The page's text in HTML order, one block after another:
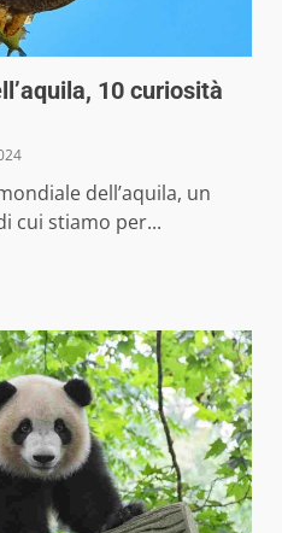
10 curiosità
dell’aquila, un
cui stiamo per...